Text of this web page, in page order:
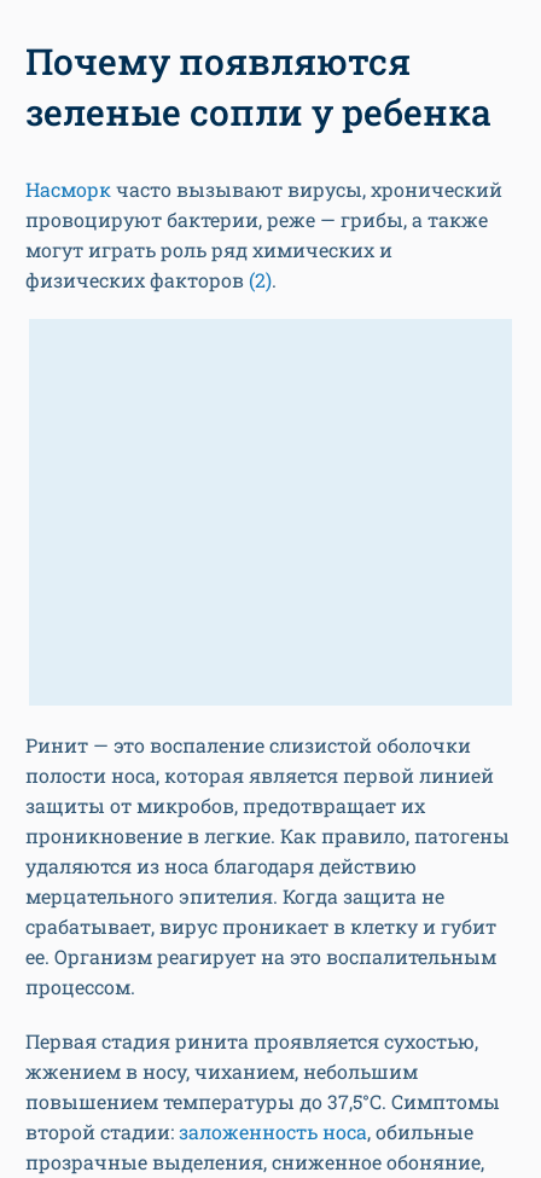
Почему появляются
зеленые сопли у ребенка
Насморк часто вызывают вирусы, хронический
провоцируют бактерии, реже — грибы, а также
могут играть роль ряд химических и
физических факторов (2).
Ринит — это воспаление слизистой оболочки
полости носа, которая является первой линией
защиты от микробов, предотвращает их
проникновение в легкие. Как правило, патогены
удаляются из носа благодаря действию
мерцательного эпителия. Когда защита не
срабатывает, вирус проникает в клетку и губит
ее. Организм реагирует на это воспалительным
процессом.
Первая стадия ринита проявляется сухостью,
жжением в носу, чиханием, небольшим
повышением температуры до 37,5°С. Симптомы
второй стадии:заложенность носа, обильные
прозрачные выделения, сниженное обоняние,